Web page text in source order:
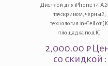
Дисплей для iPhone 14
тачскрином, черный,
технология In-Cell от
площадка под IC.
2,000.00 ₽
со скидкой :